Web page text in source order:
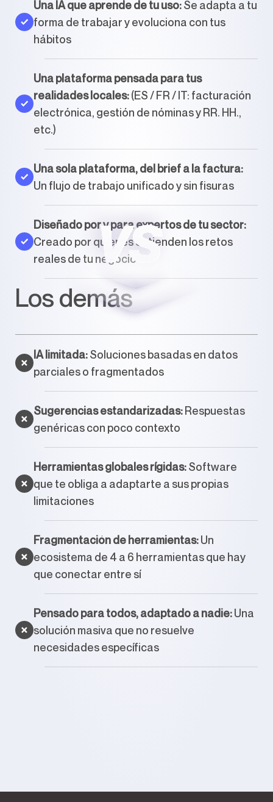
Una IA que aprende de tu uso:Se adapta a tu
forma de trabajar y evoluciona con tus
hábitos
Una plataforma pensada para tus
realidades locales:(ES / FR / IT: facturación
electrónica, gestión de nóminas y RR. HH.,
etc.)
Una sola plataforma, del brief a la factura:
Un flujo de trabajo unificado y sin fisuras
Diseñado por y para expertos de tu sector:
Creado por quienes entienden los retos
reales de tu negocio
Los demás
IA limitada:Soluciones basadas en datos
parciales o fragmentados
Sugerencias estandarizadas:Respuestas
genéricas con poco contexto
Herramientas globales rígidas:Software
que te obliga a adaptarte a sus propias
limitaciones
Fragmentación de herramientas:Un
ecosistema de 4 a 6 herramientas que hay
que conectar entre sí
Pensado para todos, adaptado a nadie:Una
solución masiva que no resuelve
necesidades específicas